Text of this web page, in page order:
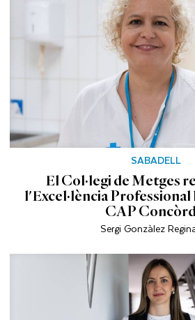
SABADELL
El Col·legi de Metges
l'Excel·lència
CAP
Sergi Gonzàlez